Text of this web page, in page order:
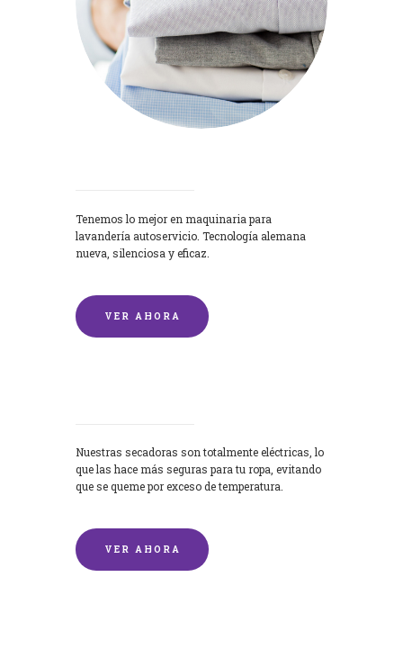
Tenemos lo mejor en maquinaria para
lavandería autoservicio. Tecnología alemana
nueva, silenciosa y eficaz.
VER AHORA
Nuestras secadoras son totalmente eléctricas, lo
que las hace más seguras para tu ropa, evitando
que se queme por exceso de temperatura.
VER AHORA